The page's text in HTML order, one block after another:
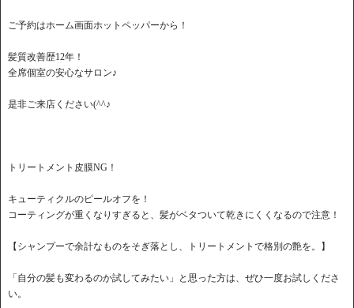
ご予約はホーム画面ホットペッパーから！
髪質改善歴12年！
全席個室の安心なサロン♪
是非ご来店ください(^^♪
トリートメント皮膜NG！
キューティクルのピールオフを！
コーティングが重くなりすぎると、髪がベタついて乾きにくくなるので注意！
【シャンプーで余計なものをそぎ落とし、トリートメントで格別の艶を。】
「自分の髪も変わるのか試してみたい」と思った方は、ぜひ一度お試しくださ
い。